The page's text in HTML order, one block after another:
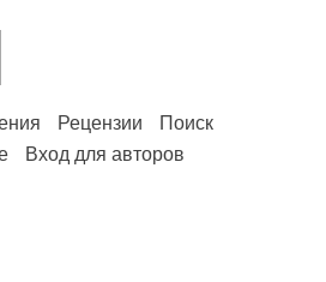
Рецензии
Поиск
Вход для авторов